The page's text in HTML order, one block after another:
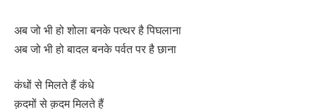
अब जो भी हो शोला बनके पत्थर है पिघलाना
अब जो भी हो बादल बनके पर्वत पर है छाना
कंधों से मिलते हैं कंधे
क़दमों से क़दम मिलते हैं